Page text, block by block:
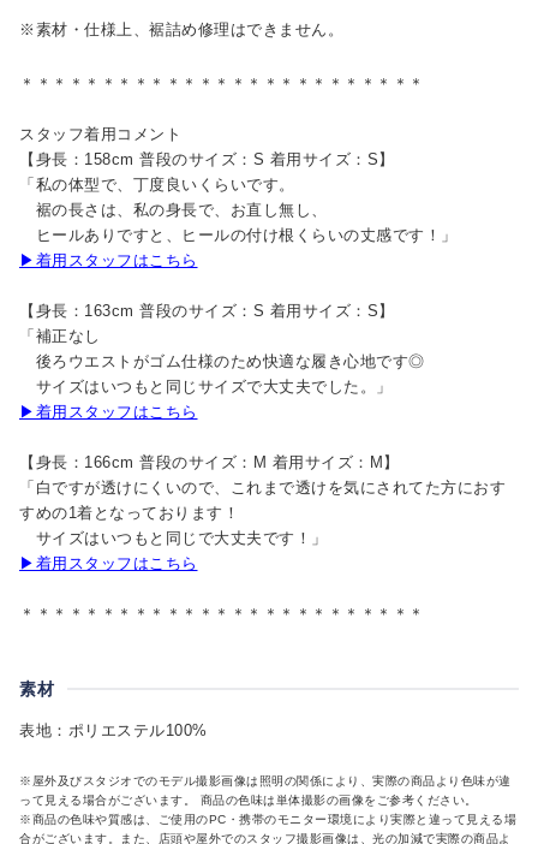
※素材・仕様上、裾詰め修理はできません。
＊＊＊＊＊＊＊＊＊＊＊＊＊＊＊＊＊＊＊＊＊＊＊＊＊
スタッフ着用コメント
【身長：158cm 普段のサイズ：S 着用サイズ：S】
「私の体型で、丁度良いくらいです。
裾の長さは、私の身長で、お直し無し、
ヒールありですと、ヒールの付け根くらいの丈感です！」
▶着用スタッフはこちら
【身長：163cm 普段のサイズ：S 着用サイズ：S】
「補正なし
後ろウエストがゴム仕様のため快適な履き心地です◎
サイズはいつもと同じサイズで大丈夫でした。」
▶着用スタッフはこちら
【身長：166cm 普段のサイズ：M 着用サイズ：M】
「白ですが透けにくいので、これまで透けを気にされてた方におす
すめの1着となっております！
サイズはいつもと同じで大丈夫です！」
▶着用スタッフはこちら
＊＊＊＊＊＊＊＊＊＊＊＊＊＊＊＊＊＊＊＊＊＊＊＊＊
素材
表地：ポリエステル100%
※屋外及びスタジオでのモデル撮影画像は照明の関係により、実際の商品より色味が違
って見える場合がございます。 商品の色味は単体撮影の画像をご参考ください。
※商品の色味や質感は、ご使用のPC・携帯のモニター環境により実際と違って見える場
合がございます。また、店頭や屋外でのスタッフ撮影画像は、光の加減で実際の商品よ